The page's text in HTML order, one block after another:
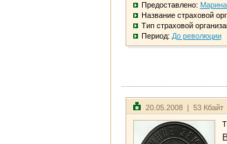
Предоставлено:
Название страховой
Тип страховой
Период: До революции
20.05.2008 | 53